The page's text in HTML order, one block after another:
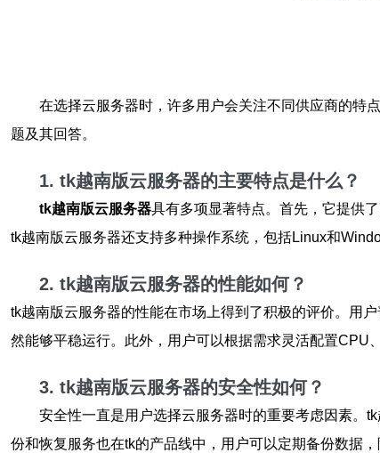
在选择云服务器时，许多用户会关注不同供应商的特点
题及其回答。
1. tk越南版云服务器的主要特点是什么？
tk越南版云服务器具有多项显著特点。首先，它提供
tk越南版云服务器还支持多种操作系统，包括Linux和
2. tk越南版云服务器的性能如何？
tk越南版云服务器的性能在市场上得到了积极的评价。用
然能够平稳运行。此外，用户可以根据需求灵活配置CPU
3. tk越南版云服务器的安全性如何？
安全性一直是用户选择云服务器时的重要考虑因素。
份和恢复服务也在tk的产品线中，用户可以定期备份数据